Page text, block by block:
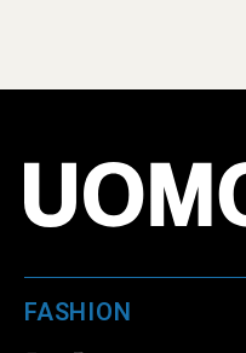
FASHION